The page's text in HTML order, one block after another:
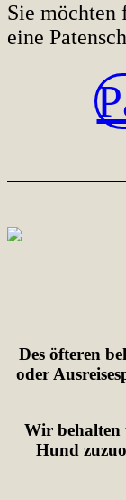
Sie möchten
eine
Des öfteren
oder
Wir behalten
Hund